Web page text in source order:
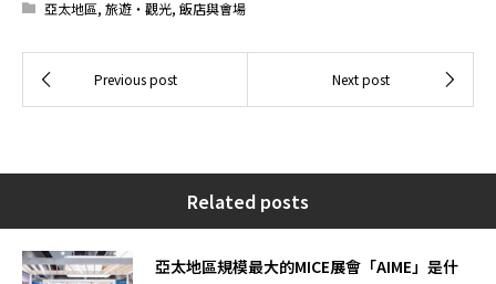
亞太地區, 旅遊・觀光, 飯店與會場
Related posts
亞太地區規模最大的MICE展會「AIME」是什